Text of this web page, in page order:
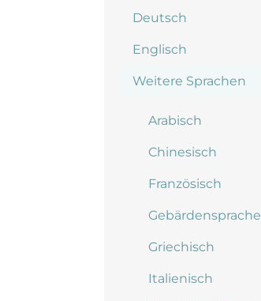
Deutsch
Englisch
Weitere Sprachen
Arabisch
Chinesisch
Französisch
Gebärdensprache
Griechisch
Italienisch